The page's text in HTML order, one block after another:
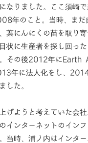
なりました。ここ須崎
年のこと。当時、まだ
葉にんにくの苗を取り
状に生産者を探し回っ
その後2012年にEarth
年に法人化をし、
した。
げようと考えていた会
インターネットのイン
当時、浦ノ内はインタ